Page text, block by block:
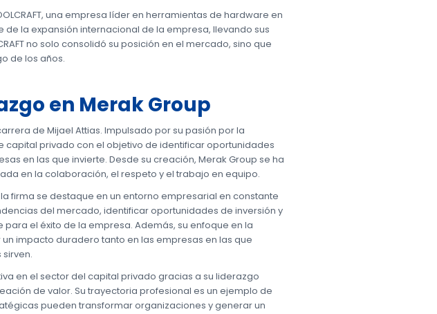
una empresa líder en herramientas de hardware en
de la expansión internacional de la empresa, llevando sus
no solo consolidó su posición en el mercado, sino que
de los años.
en Merak Group
de Mijael Attias. Impulsado por su pasión por la
privado con el objetivo de identificar oportunidades
en las que invierte. Desde su creación, Merak Group se ha
en la colaboración, el respeto y el trabajo en equipo.
firma se destaque en un entorno empresarial en constante
del mercado, identificar oportunidades de inversión y
el éxito de la empresa. Además, su enfoque en la
impacto duradero tanto en las empresas en las que
en el sector del capital privado gracias a su liderazgo
de valor. Su trayectoria profesional es un ejemplo de
pueden transformar organizaciones y generar un